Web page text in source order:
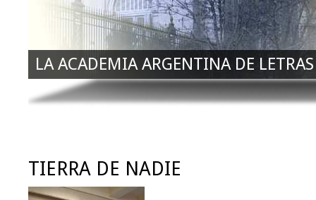
LA ACADEMIA ARGENTINA DE
TIERRA DE NADIE